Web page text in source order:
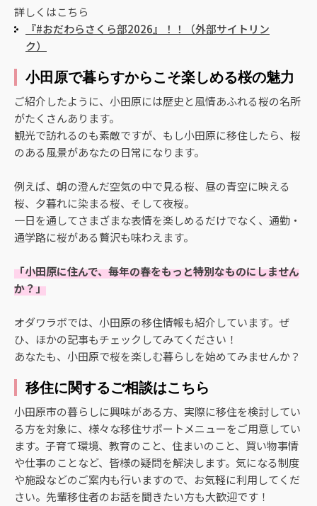
詳しくはこちら
『#おだわらさくら部2026』！！（外部サイトリン
ク）
小田原で暮らすからこそ楽しめる桜の魅力
ご紹介したように、小田原には歴史と風情あふれる桜の名所
がたくさんあります。
観光で訪れるのも素敵ですが、もし小田原に移住したら、桜
のある風景があなたの日常になります。
例えば、朝の澄んだ空気の中で見る桜、昼の青空に映える
桜、夕暮れに染まる桜、そして夜桜。
一日を通してさまざまな表情を楽しめるだけでなく、通勤・
通学路に桜がある贅沢も味わえます。
「小田原に住んで、毎年の春をもっと特別なものにしません
か？」
オダワラボでは、小田原の移住情報も紹介しています。ぜ
ひ、ほかの記事もチェックしてみてください！
あなたも、小田原で桜を楽しむ暮らしを始めてみませんか？
移住に関するご相談はこちら
小田原市の暮らしに興味がある方、実際に移住を検討してい
る方を対象に、様々な移住サポートメニューをご用意してい
ます。子育て環境、教育のこと、住まいのこと、買い物事情
や仕事のことなど、皆様の疑問を解決します。気になる制度
や施設などのご案内も行いますので、お気軽に利用してくだ
さい。先輩移住者のお話を聞きたい方も大歓迎です！